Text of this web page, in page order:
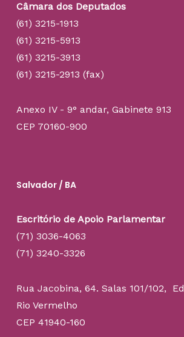
Câmara dos Deputados
(61) 3215-1913
(61) 3215-5913
(61) 3215-3913
(61) 3215-2913 (fax)
Anexo IV - 9° andar, Gabinete 913
CEP 70160-900
Salvador / BA
Escritório de Apoio Parlamentar
(71) 3036-4063
(71) 3240-3326
Rua Jacobina, 64. Salas 101/102,
Rio Vermelho
CEP 41940-160